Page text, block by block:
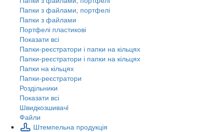
Папки з файлами, портфелі
Папки з файлами
Портфелі пластикові
Показати всі
Папки-реєстратори і папки на кільцях
Папки-реєстратори і папки на кільцях
Папки на кільцях
Папки-реєстратори
Роздільники
Показати всі
Швидкозшивачi
Файли
Штемпельна продукція